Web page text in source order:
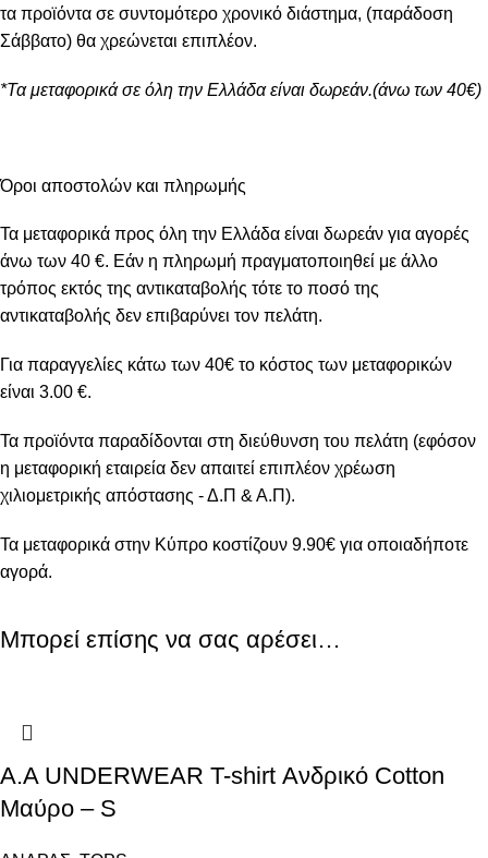
τα προϊόντα σε συντομότερο χρονικό διάστημα, (παράδοση
Σάββατο) θα χρεώνεται επιπλέον.
*Τα μεταφορικά σε όλη την Ελλάδα είναι δωρεάν.(άνω των 40€)
Όροι αποστολών και πληρωμής
Τα μεταφορικά προς όλη την Ελλάδα είναι δωρεάν για αγορές
άνω των 40 €. Εάν η πληρωμή πραγματοποιηθεί με άλλο
τρόπος εκτός της αντικαταβολής τότε το ποσό της
αντικαταβολής δεν επιβαρύνει τον πελάτη.
Για παραγγελίες κάτω των 40€ το κόστος των μεταφορικών
είναι 3.00 €.
Τα προϊόντα παραδίδονται στη διεύθυνση του πελάτη (εφόσον
η μεταφορική εταιρεία δεν απαιτεί επιπλέον χρέωση
χιλιομετρικής απόστασης - Δ.Π & Α.Π).
Τα μεταφορικά στην Κύπρο κοστίζουν 9.90€ για οποιαδήποτε
αγορά.
Μπορεί επίσης να σας αρέσει…
Α.A UNDERWEAR T-shirt Ανδρικό Cotton
Μαύρο – S